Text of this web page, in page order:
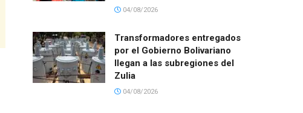
04/08/2026
Transformadores entregados
por el Gobierno Bolivariano
llegan a las subregiones del
Zulia
04/08/2026